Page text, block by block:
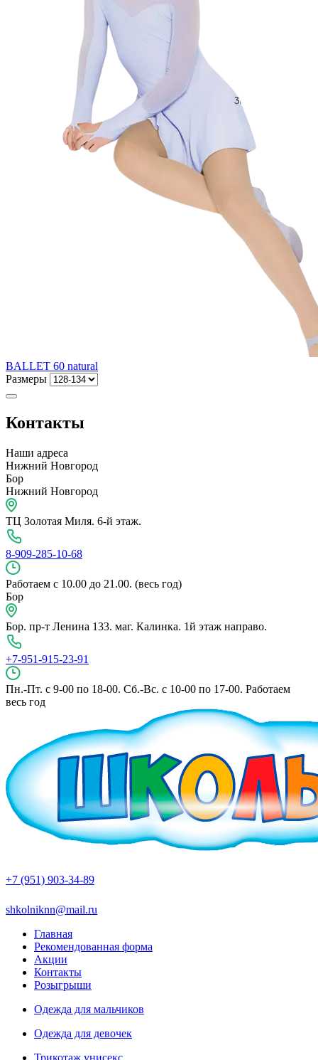
BALLET 60 natural
Размеры
Контакты
Наши адреса
Нижний Новгород
Бор
Нижний Новгород
ТЦ Золотая Миля. 6-й этаж.
8-909-285-10-68
Работаем с 10.00 до 21.00. (весь год)
Бор
Бор. пр-т Ленина 133. маг. Калинка. 1й этаж направо.
+7-951-915-23-91
Пн.-Пт. с 9-00 по 18-00. Сб.-Вс. с 10-00 по 17-00. Работаем
весь год
+7 (951) 903-34-89
shkolniknn@mail.ru
Главная
Рекомендованная форма
Акции
Контакты
Розыгрыши
Одежда для мальчиков
Одежда для девочек
Трикотаж унисекс